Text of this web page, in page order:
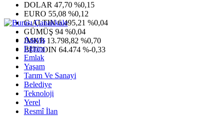
DOLAR 47,70 %0,15
EURO 55,08 %0,12
G.ALTIN6.495,21 %0,04
GÜMÜŞ 94 %0,04
IMKB 13.798,82 %0,70
BITCOIN 64.474 %-0,33
Asayiş
Eğitim
Emlak
Yaşam
Tarım Ve Sanayi
Belediye
Teknoloji
Yerel
Resmî İlan